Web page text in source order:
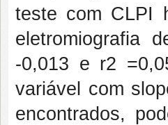
teste com CLPI
eletromiografia
-0,013 e r2
variável com
encontrados,